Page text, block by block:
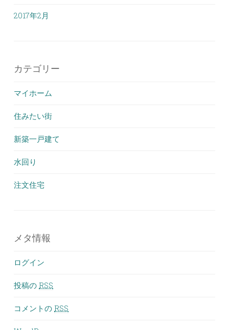
2017年2月
カテゴリー
マイホーム
住みたい街
新築一戸建て
水回り
注文住宅
メタ情報
ログイン
投稿の RSS
コメントの RSS